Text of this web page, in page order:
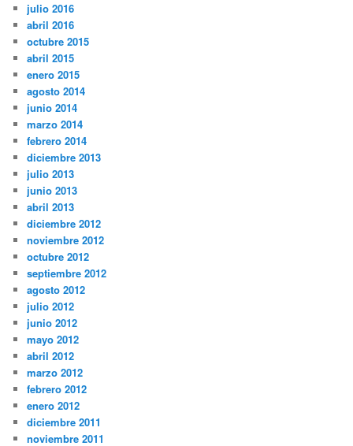
julio 2016
abril 2016
octubre 2015
abril 2015
enero 2015
agosto 2014
junio 2014
marzo 2014
febrero 2014
diciembre 2013
julio 2013
junio 2013
abril 2013
diciembre 2012
noviembre 2012
octubre 2012
septiembre 2012
agosto 2012
julio 2012
junio 2012
mayo 2012
abril 2012
marzo 2012
febrero 2012
enero 2012
diciembre 2011
noviembre 2011